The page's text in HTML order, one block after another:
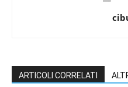
ARTICOLI CORRELATI